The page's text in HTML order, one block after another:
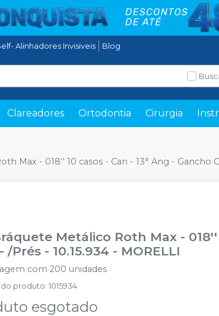
Alinhadores Invisiveis Blog
Clareadores Ortodontia Cirurgia
Max - 018'' 10 casos - Can - 13° Ang - Gancho
Metálico Roth Max - 018''
/Prés - 10.15.934 - MORELLI
com 200 unidades
produto:1015934
esgotado